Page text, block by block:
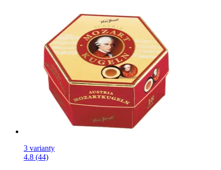
3 varianty
4.8 (44)